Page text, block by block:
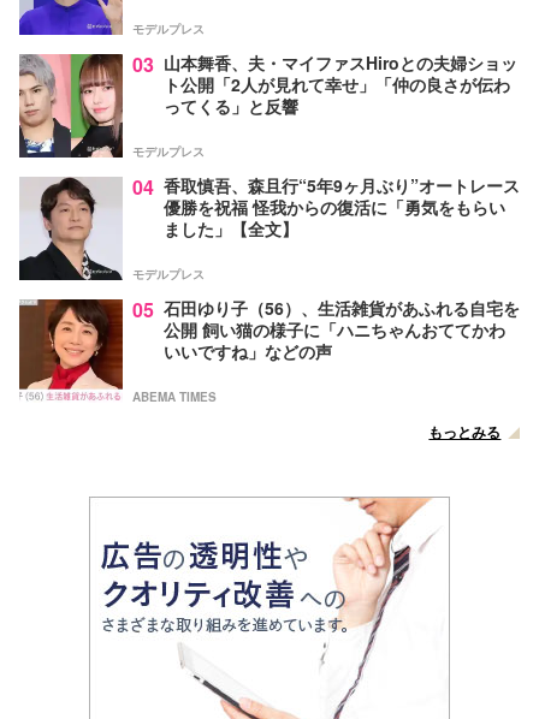
モデルプレス
03 山本舞香、夫・マイファスHiroとの夫婦ショッ
ト公開「2人が見れて幸せ」「仲の良さが伝わ
ってくる」と反響
モデルプレス
04 香取慎吾、森且行“5年9ヶ月ぶり”オートレース
優勝を祝福 怪我からの復活に「勇気をもらい
ました」【全文】
モデルプレス
05 石田ゆり子（56）、生活雑貨があふれる自宅を
公開 飼い猫の様子に「ハニちゃんおててかわ
いいですね」などの声
ABEMA TIMES
もっとみる